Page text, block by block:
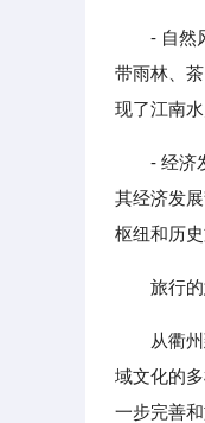
- 自然
带雨林、
现了江南
- 经济
其经济发
枢纽和历
旅行
从衢
域文化的
一步完善